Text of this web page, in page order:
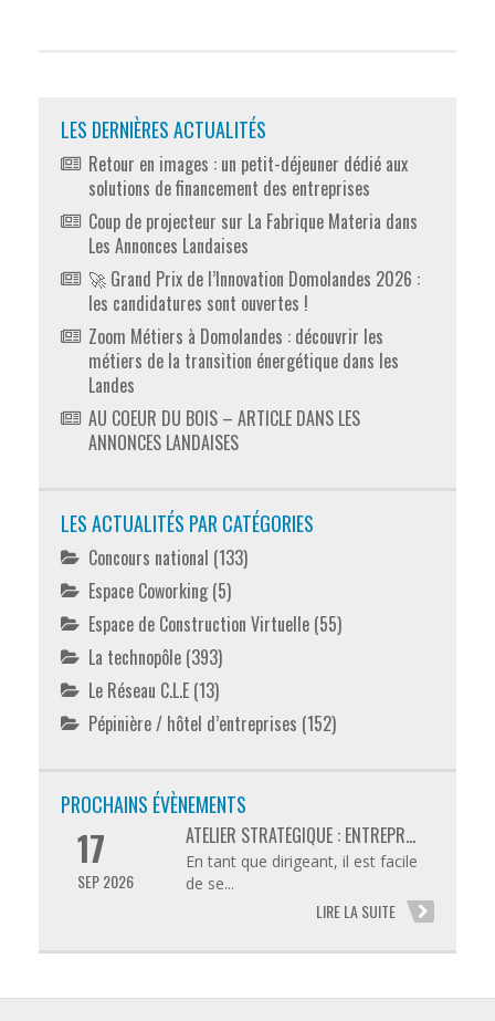
LES DERNIÈRES ACTUALITÉS
Retour en images : un petit-déjeuner dédié aux
solutions de financement des entreprises
Coup de projecteur sur La Fabrique Materia dans
Les Annonces Landaises
🚀 Grand Prix de l’Innovation Domolandes 2026 :
les candidatures sont ouvertes !
Zoom Métiers à Domolandes : découvrir les
métiers de la transition énergétique dans les
Landes
AU COEUR DU BOIS – ARTICLE DANS LES
ANNONCES LANDAISES
LES ACTUALITÉS PAR CATÉGORIES
Concours national (133)
Espace Coworking (5)
Espace de Construction Virtuelle (55)
La technopôle (393)
Le Réseau C.L.E (13)
Pépinière / hôtel d’entreprises (152)
PROCHAINS ÉVÈNEMENTS
17
SEP 2026
ATELIER STRATÉGIQUE : ENTREPR...
En tant que dirigeant, il est facile
de se...
LIRE LA SUITE